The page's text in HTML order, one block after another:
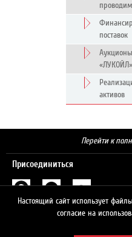
поставок
«ЛУКОЙЛ»
активов
Перейти к
Присоединиться
Настоящий сайт использует
согласие на